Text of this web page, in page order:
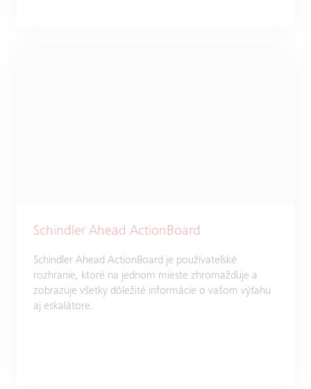
Schindler Ahead ActionBoard
Schindler Ahead ActionBoard je používateľské
rozhranie, ktoré na jednom mieste zhromažďuje a
zobrazuje všetky dôležité informácie o vašom výťahu
aj eskalátore.